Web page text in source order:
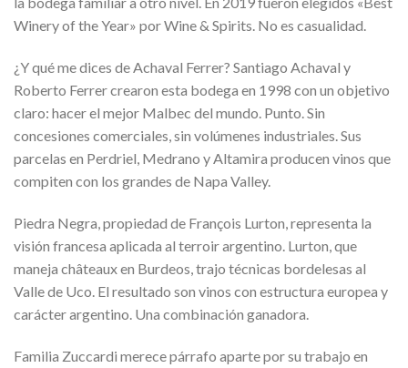
Winery of the Year» por Wine & Spirits. No es casualidad.
¿Y qué me dices de Achaval Ferrer? Santiago Achaval y
Roberto Ferrer crearon esta bodega en 1998 con un objetivo
claro: hacer el mejor Malbec del mundo. Punto. Sin
concesiones comerciales, sin volúmenes industriales. Sus
parcelas en Perdriel, Medrano y Altamira producen vinos que
compiten con los grandes de Napa Valley.
Piedra Negra, propiedad de François Lurton, representa la
visión francesa aplicada al terroir argentino. Lurton, que
maneja châteaux en Burdeos, trajo técnicas bordelesas al
Valle de Uco. El resultado son vinos con estructura europea y
carácter argentino. Una combinación ganadora.
Familia Zuccardi merece párrafo aparte por su trabajo en